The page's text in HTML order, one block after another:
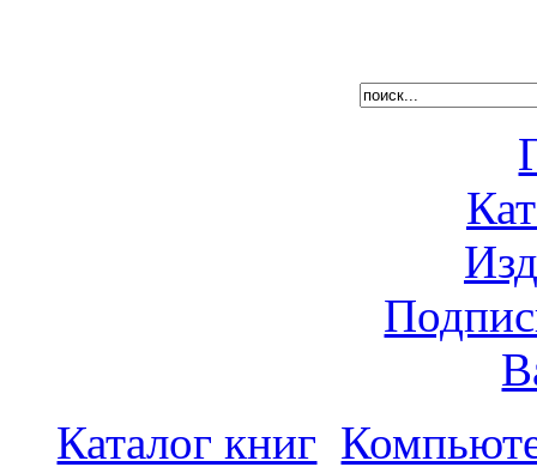
Каталог книг